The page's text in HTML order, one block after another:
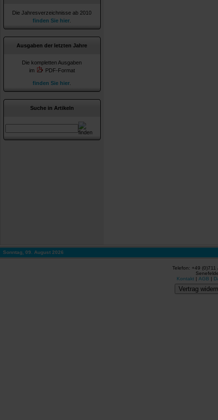
Die Jahresverzeichnisse ab 2010
finden Sie hier
Ausgaben der letzten Jahre
Die kompletten Ausgaben
im
PDF-Format
finden Sie hier
Suche in Artikeln
Sonntag, 09. August 2026
Telefon: +49
Kontakt | AGB |
Vertrag